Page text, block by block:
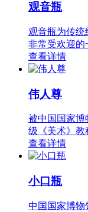
观音瓶
观音瓶为传统
非常受欢迎的
查看详情
伟人尊
被中国国家博
级《美术》教
查看详情
小口瓶
中国国家博物